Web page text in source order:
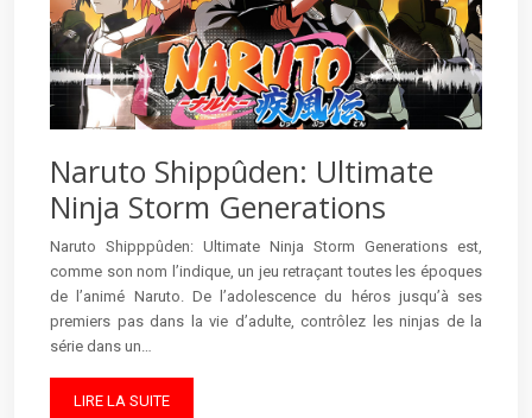
Naruto Shippûden: Ultimate
Ninja Storm Generations
Naruto Shipppûden: Ultimate Ninja Storm Generations est,
comme son nom l’indique, un jeu retraçant toutes les époques
de l’animé Naruto. De l’adolescence du héros jusqu’à ses
premiers pas dans la vie d’adulte, contrôlez les ninjas de la
série dans un…
LIRE LA SUITE